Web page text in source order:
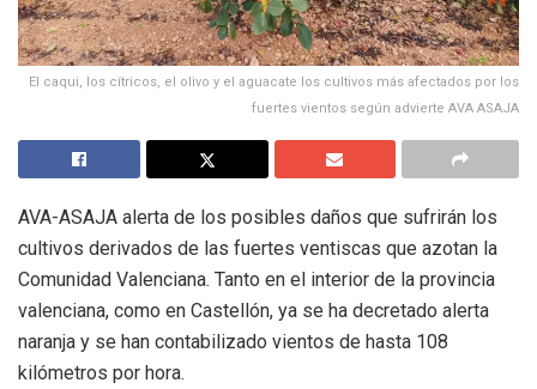
El caqui, los cítricos, el olivo y el aguacate los cultivos más afectados por los
fuertes vientos según advierte AVA ASAJA
AVA-ASAJA alerta de los posibles daños que sufrirán los
cultivos derivados de las fuertes ventiscas que azotan la
Comunidad Valenciana. Tanto en el interior de la provincia
valenciana, como en Castellón, ya se ha decretado alerta
naranja y se han contabilizado vientos de hasta 108
kilómetros por hora.